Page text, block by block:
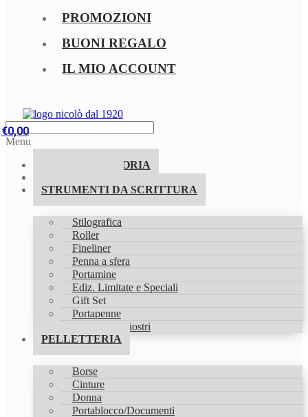
PROMOZIONI
BUONI REGALO
IL MIO ACCOUNT
€0,00
Menu
LA NOSTRA STORIA
STRUMENTI DA SCRITTURA
Stilografica
Roller
Fineliner
Penna a sfera
Portamine
Ediz. Limitate e Speciali
Gift Set
Portapenne
Refill & Inchiostri
PELLETTERIA
Borse
Cinture
Donna
Portablocco/Documenti